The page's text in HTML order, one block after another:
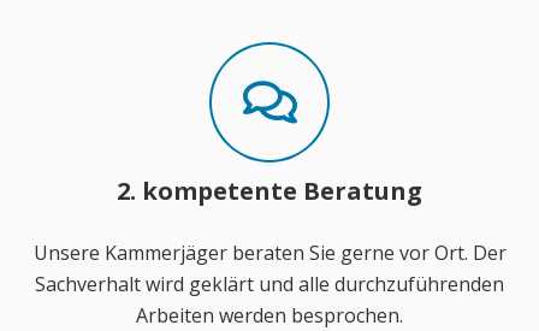
2. kompetente Beratung
Unsere Kammerjäger beraten Sie gerne vor Ort. Der
Sachverhalt wird geklärt und alle durchzuführenden
Arbeiten werden besprochen.